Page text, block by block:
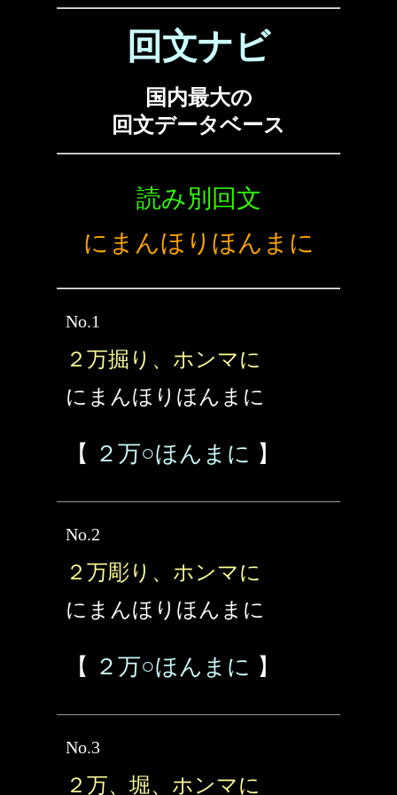
回文ナビ
国内最大の
回文データベース
読み別回文
にまんほりほんまに
No.1
２万掘り、ホンマに
にまんほりほんまに
【 ２万○ほんまに 】
No.2
２万彫り、ホンマに
にまんほりほんまに
【 ２万○ほんまに 】
No.3
２万、堀、ホンマに